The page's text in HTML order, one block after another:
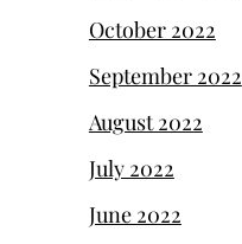
October 2022
September 2022
August 2022
July 2022
June 2022